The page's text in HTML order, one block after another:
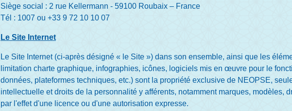
Siège social : 2 rue Kellermann - 59100 Roubaix – France
Tél : 1007 ou +33 9 72 10 10 07
Le Site Internet
Le Site Internet (ci-après désigné « le Site ») dans son ensemble, ainsi que les
limitation charte graphique, infographies, icônes, logiciels mis en œuvre pour le
données, plateformes techniques, etc.) sont la propriété exclusive de NEOPSE,
intellectuelle et droits de la personnalité y afférents, notamment marques, modèles,
par l'effet d'une licence ou d'une autorisation expresse.